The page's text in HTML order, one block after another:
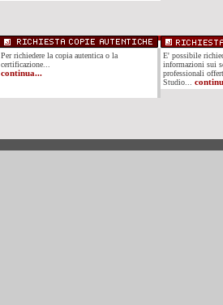
Per richiedere la copia autentica o la
certificazione...
continua...
E' possibile
informazioni sui
professionali
Studio...